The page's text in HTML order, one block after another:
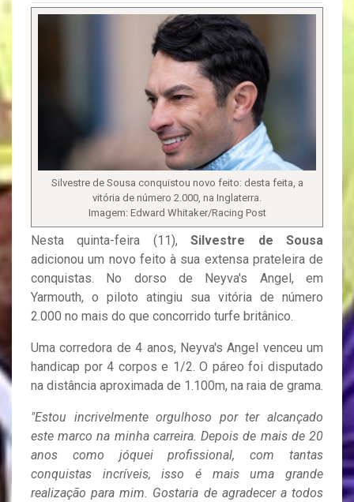
Silvestre de Sousa conquistou novo feito: desta feita, a
vitória de número 2.000, na Inglaterra.
Imagem: Edward Whitaker/Racing Post
Nesta quinta-feira (11),Silvestre de Sousa
adicionou um novo feito à sua extensa prateleira de
conquistas. No dorso de Neyva's Angel, em
Yarmouth, o piloto atingiu sua vitória de número
2.000 no mais do que concorrido turfe britânico.
Uma corredora de 4 anos, Neyva's Angel venceu um
handicap por 4 corpos e 1/2. O páreo foi disputado
na distância aproximada de 1.100m, na raia de grama.
"Estou incrivelmente orgulhoso por ter alcançado
este marco na minha carreira. Depois de mais de 20
anos como jóquei profissional, com tantas
conquistas incríveis, isso é mais uma grande
realização para mim. Gostaria de agradecer a todos